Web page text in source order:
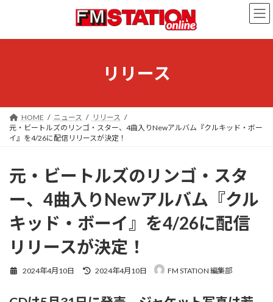
ン
ー
リリース
HOME ニュース
リリース
元・ビートルズのリンゴ・スター、4曲入りNewアルバム『クルキッド・ボー
イ』を4/26に配信リリースが決定！
元・ビートルズのリンゴ・スタ
ー、4曲入りNewアルバム『クル
キッド・ボーイ』を4/26に配信
リリースが決定！
2024年4月10日
最
2024年4月10日 FM STATION 編集部